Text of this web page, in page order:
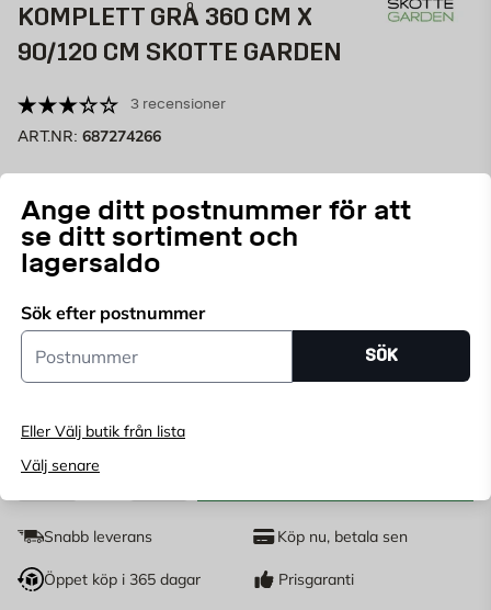
Ange ditt postnummer för att
se ditt sortiment och
lagersaldo
Sök efter postnummer
Postnummer
SÖK
Eller Välj butik från lista
Välj senare
KOMPLETT GRÅ 360 CM X
90/120 CM SKOTTE GARDEN
3 recensioner
ART.NR: 687274266
ihop till staketen i samma serie Populär. Dubbelgrinden
är zinkfosfaterad och pulverlackad i en antracitgrå
kulör.
Läs mer
Endast online
Angepostnummerför att se lagerstatus
Snabb leverans Köp nu, betala sen
Öppet köp i 365 dagar Prisgaranti